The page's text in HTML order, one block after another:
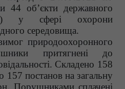
44 об’єкти державного
у сфері охорони
середовища.
природоохоронного
притягнені до
Складено 158
157 постанов на загальну
Порушниками сплачені